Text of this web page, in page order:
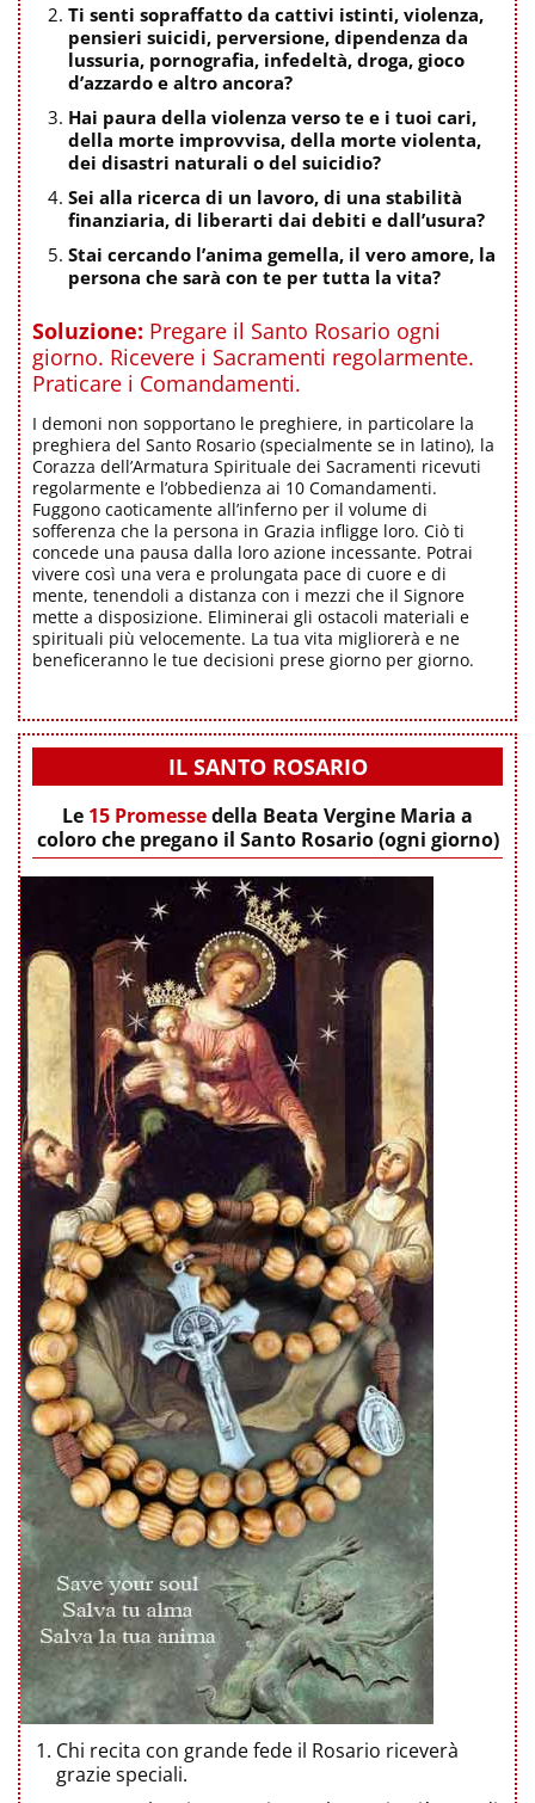
Ti senti sopraffatto da cattivi istinti, violenza,
pensieri suicidi, perversione, dipendenza da
lussuria, pornografia, infedeltà, droga, gioco
d’azzardo e altro ancora?
Hai paura della violenza verso te e i tuoi cari,
della morte improvvisa, della morte violenta,
dei disastri naturali o del suicidio?
Sei alla ricerca di un lavoro, di una stabilità
finanziaria, di liberarti dai debiti e dall’usura?
Stai cercando l’anima gemella, il vero amore, la
persona che sarà con te per tutta la vita?
Soluzione: Pregare il Santo Rosario ogni
giorno. Ricevere i Sacramenti regolarmente.
Praticare i Comandamenti.
I demoni non sopportano le preghiere, in particolare la
preghiera del Santo Rosario (specialmente se in latino), la
Corazza dell’Armatura Spirituale dei Sacramenti ricevuti
regolarmente e l’obbedienza ai 10 Comandamenti.
Fuggono caoticamente all’inferno per il volume di
sofferenza che la persona in Grazia infligge loro. Ciò ti
concede una pausa dalla loro azione incessante. Potrai
vivere così una vera e prolungata pace di cuore e di
mente, tenendoli a distanza con i mezzi che il Signore
mette a disposizione. Eliminerai gli ostacoli materiali e
spirituali più velocemente. La tua vita migliorerà e ne
beneficeranno le tue decisioni prese giorno per giorno.
IL SANTO ROSARIO
Le 15 Promessedella Beata Vergine Maria a
coloro che pregano il Santo Rosario (ogni giorno)
Chi recita con grande fede il Rosario riceverà
grazie speciali.